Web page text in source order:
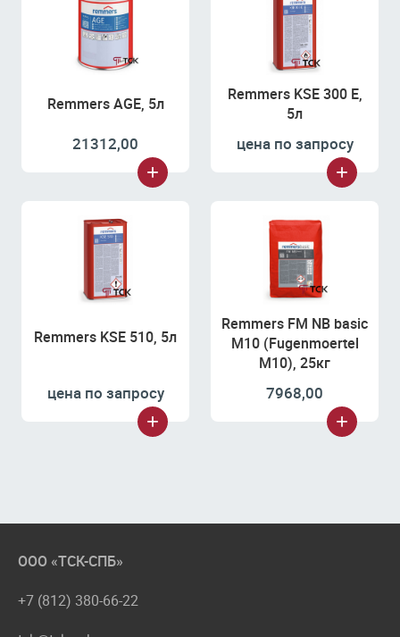
Remmers AGE, 5л
21312,00
Remmers KSE 300 E,
5л
цена по запросу
Remmers KSE 510, 5л
цена по запросу
Remmers FM NB basic
M10 (Fugenmoertel
M10), 25кг
7968,00
ООО «ТСК-СПБ»
+7 (812) 380-66-22